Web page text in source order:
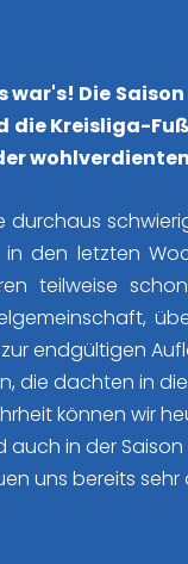
war's! Die
die Kreisliga-
durchaus
den letzten
teilweise
endgültigen
die dachten in
können wir
auch in der
uns bereits